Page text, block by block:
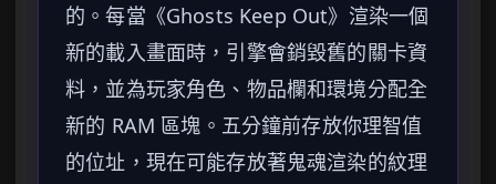
的。每當《Ghosts Keep Out》渲染一個
新的載入畫面時，引擎會銷毀舊的關卡資
料，並為玩家角色、物品欄和環境分配全
新的 RAM 區塊。五分鐘前存放你理智值
的位址，現在可能存放著鬼魂渲染的紋理